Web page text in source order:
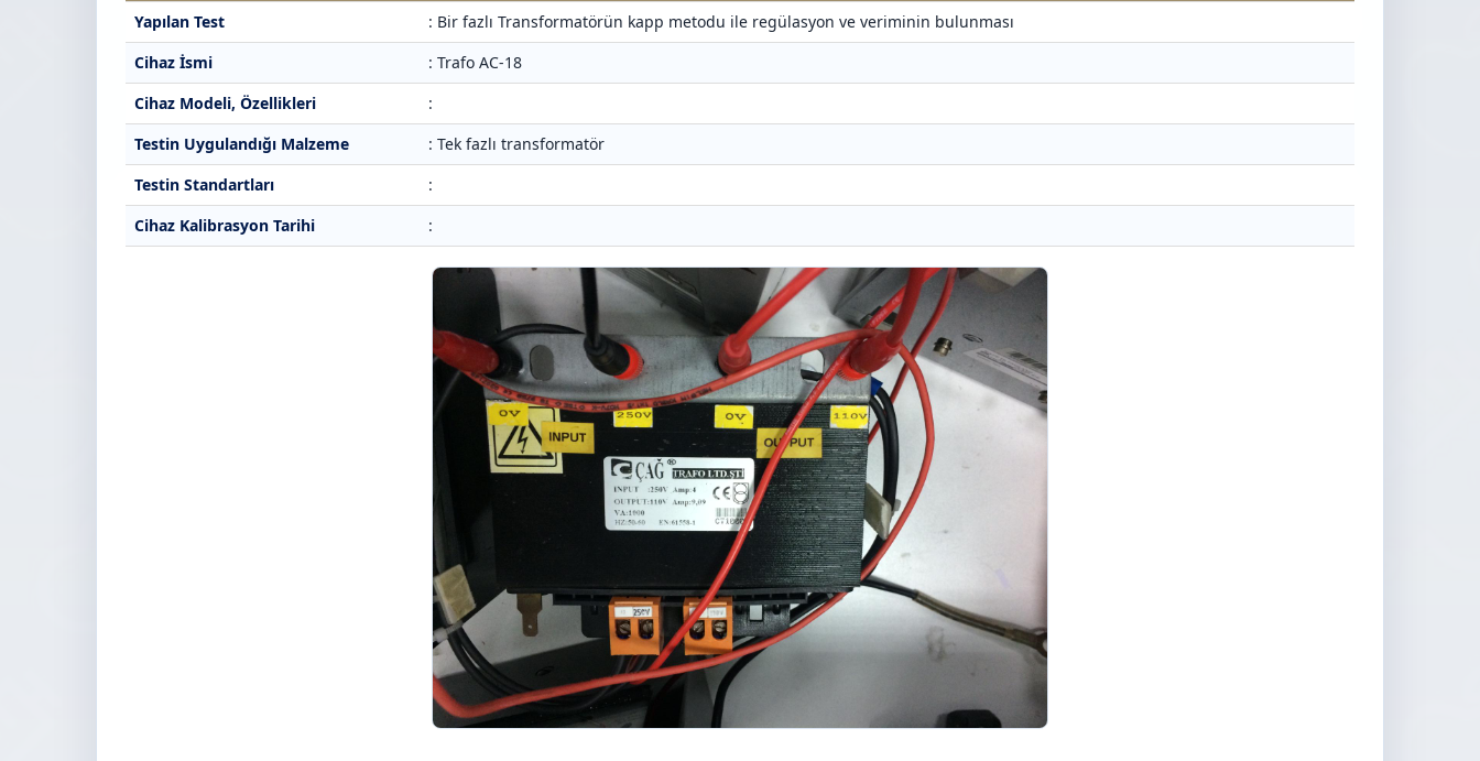
Yapılan Test
: Bir fazlı Transformatörün kapp metodu ile regülasyon ve veriminin bulunması
Cihaz İsmi
: Trafo AC-18
Cihaz Modeli, Özellikleri
:
Testin Uygulandığı Malzeme
: Tek fazlı transformatör
Testin Standartları
:
Cihaz Kalibrasyon Tarihi
: